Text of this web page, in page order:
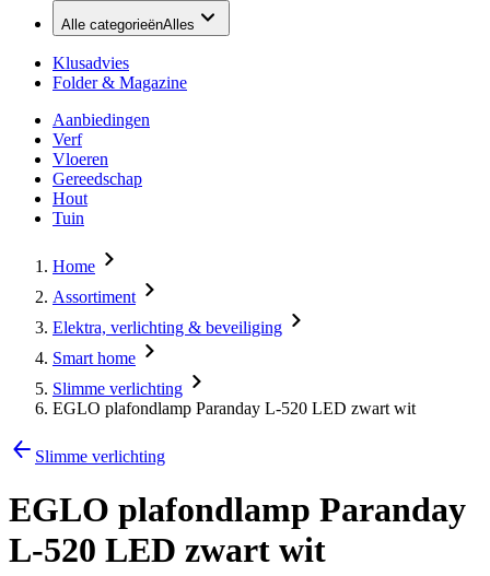
Alle categorieënAlles
Klusadvies
Folder & Magazine
Aanbiedingen
Verf
Vloeren
Gereedschap
Hout
Tuin
Home
Assortiment
Elektra, verlichting & beveiliging
Smart home
Slimme verlichting
EGLO plafondlamp Paranday L-520 LED zwart wit
Slimme verlichting
EGLO plafondlamp Paranday
L-520 LED zwart wit